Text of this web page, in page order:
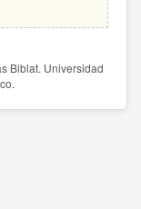
Biblat. Universidad